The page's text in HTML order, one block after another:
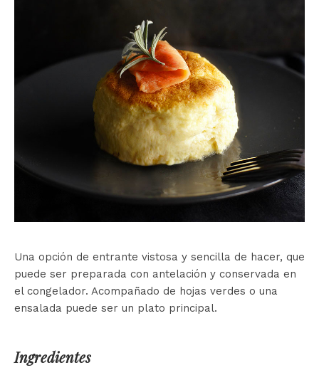
Una opción de entrante vistosa y sencilla de hacer, que
puede ser preparada con antelación y conservada en
el congelador. Acompañado de hojas verdes o una
ensalada puede ser un plato principal.
Ingredientes